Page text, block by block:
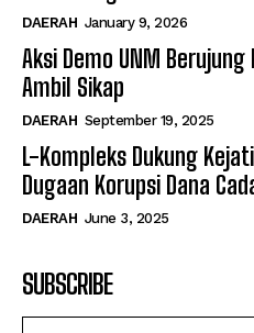
DAERAH January 9, 2026
Aksi Demo UNM
Ambil Sikap
DAERAH September 19, 2025
L-Kompleks Dukung
Dugaan Korupsi Dana
DAERAH June 3, 2025
SUBSCRIBE